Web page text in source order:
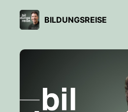
BILDUNGSREISE